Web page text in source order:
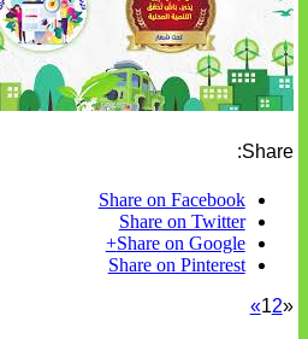
Share:
Share on Facebook
Share on Twitter
Share on Google+
Share on Pinterest
12
»